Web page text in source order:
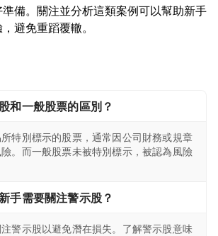
備。關注並分析這類案例可以幫助新手
和一般股票的區別？
特別標示的股票，通常因公司財務或規章
。而一般股票未被特別標示，被認為風險
手需要關注警示股？
警示股以避免潛在損失。了解警示股意味